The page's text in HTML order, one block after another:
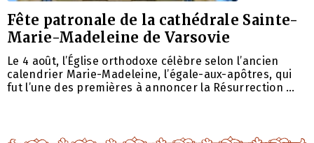
Fête patronale de la cathédrale Sainte-
Marie-Madeleine de Varsovie
Le 4 août, l’Église orthodoxe célèbre selon l’ancien
calendrier Marie-Madeleine, l’égale-aux-apôtres, qui
fut l’une des premières à annoncer la Résurrection …